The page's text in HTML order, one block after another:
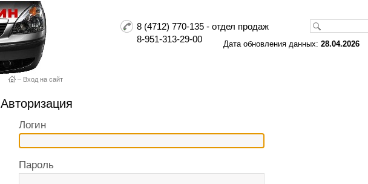
8 (4712) 770-135 - отдел продаж
8-951-313-29-00
Дата обновления данных: 28.04.2026
– Вход на сайт
Авторизация
Логин
Пароль